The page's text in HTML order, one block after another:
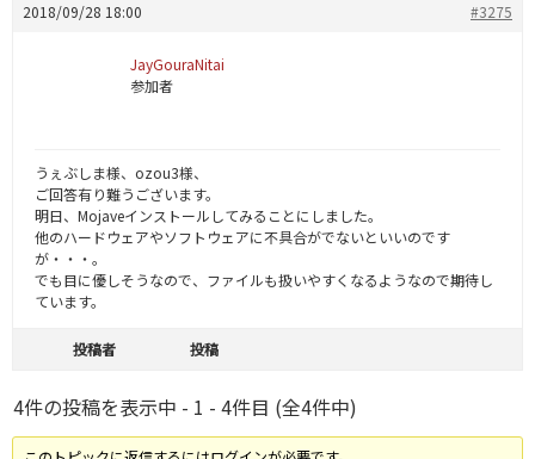
2018/09/28 18:00 #3275
JayGouraNitai
参加者
うぇぶしま様、ozou3様、
ご回答有り難うございます。
明日、Mojaveインストールしてみることにしました。
他のハードウェアやソフトウェアに不具合がでないといいのです
が・・・。
でも目に優しそうなので、ファイルも扱いやすくなるようなので期待し
ています。
投稿者 投稿
4件の投稿を表示中 - 1 - 4件目 (全4件中)